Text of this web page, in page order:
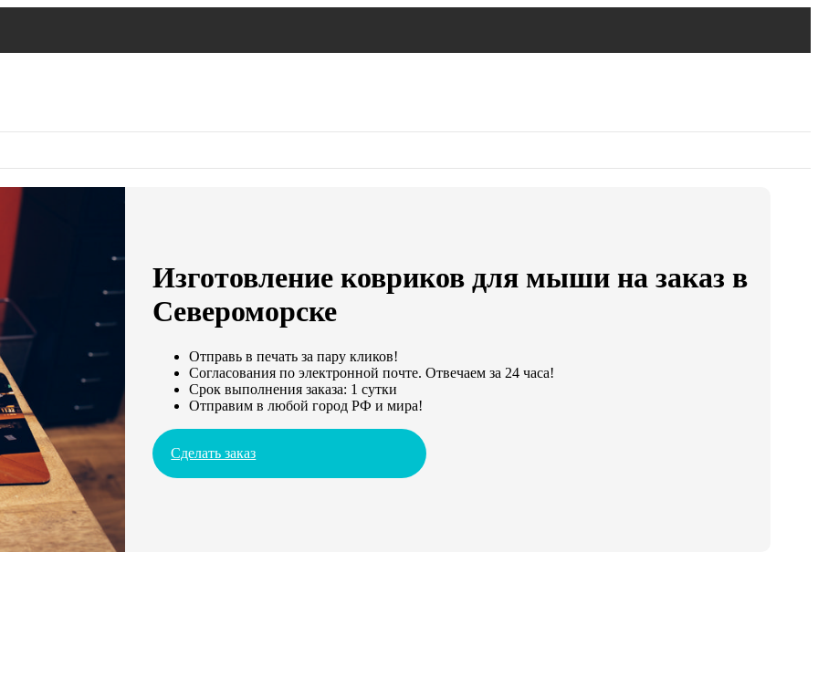
Изготовление ковриков для мыши на заказ в
Североморске
Отправь в печать за пару кликов!
Согласования по электронной почте. Отвечаем за 24 часа!
Срок выполнения заказа: 1 сутки
Отправим в любой город РФ и мира!
Сделать заказ